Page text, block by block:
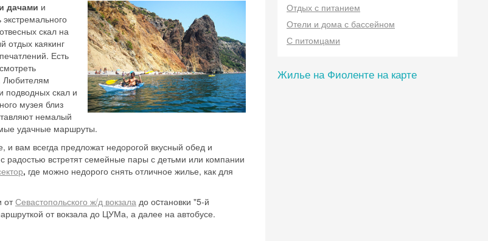
дачами и
скал на
отдых каякинг
Есть
Любителям
подводных скал и
музея близ
немалый
удачные маршруты.
и вам всегда предложат недорогой вкусный обед и
встретят семейные пары с детьми или компании
, где можно недорого снять отличное жилье, как для
отСевастопольского ж/д вокзала до оcтановки "5-й
от вокзала до ЦУМа, а далее на автобусе.
Отдых с питанием
Отели и дома с бассейном
С питомцами
Жилье на Фиоленте на карте